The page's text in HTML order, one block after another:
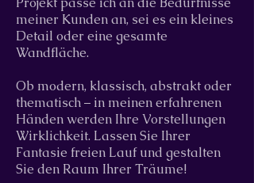
meiner Kunden an, sei es ein kleines
Detail oder eine gesamte
Wandfläche.
Ob modern, klassisch, abstrakt oder
thematisch – in meinen erfahrenen
Händen werden Ihre Vorstellungen
Wirklichkeit. Lassen Sie Ihrer
Fantasie freien Lauf und gestalten
Sie den Raum Ihrer Träume!